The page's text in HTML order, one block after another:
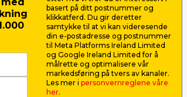
basert på ditt postnummer og
klikkatferd. Du gir deretter
samtykke til at vi kan videresende
din e-postadresse og postnummer
til Meta Platforms Ireland Limited
og Google Ireland Limited for å
målrette og optimalisere vår
markedsføring på tvers av kanaler.
Les mer i personvernreglene våre
her.